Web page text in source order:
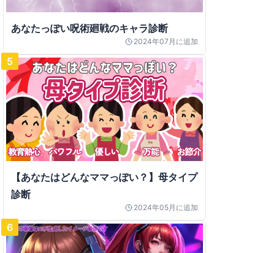
あなたっぽい呪術廻戦のキャラ診断
2024年07月 に追加
5
【あなたはどんなママっぽい？】母タイプ
診断
2024年05月 に追加
6